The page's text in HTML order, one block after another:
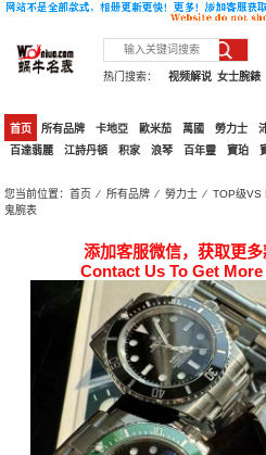
热门搜索： 女士腕錶
视频解说
首页 所有品牌 卡地亞 歐米茄 萬國 勞力士
百達翡麗
江詩丹頓 积家 浪琴 百年靈 寶珀
您当前位置：首页 ⁄所有品牌 ⁄勞力士 ⁄ TOP级VS
鬼腕表
添加客服微信，获取更多
Contact Us To Get